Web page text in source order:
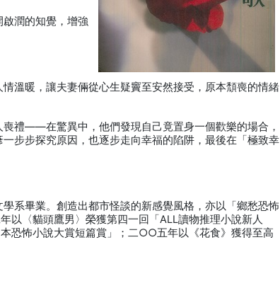
潤的知覺，增強
溫暖，讓夫妻倆從心生疑竇至安然接受，原本頹喪的情緒
禮——在驚異中，他們發現自己竟置身一個歡樂的場合，
步步探究原因，也逐步走向幸福的陷阱，最後在「極致幸
系畢業。創造出都市怪談的新感覺風格，亦以「鄉愁恐怖
〈貓頭鷹男〉榮獲第四一回「ALL讀物推理小說新人
恐怖小說大賞短篇賞」；二○○五年以《花食》獲得至高